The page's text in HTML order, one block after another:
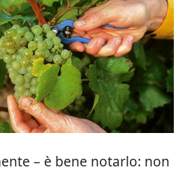
– è bene notarlo: non